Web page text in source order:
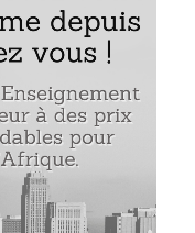
capitale financière
indienne
Studios
planifiée au